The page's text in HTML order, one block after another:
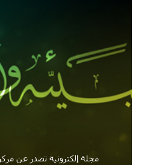
مجلة إلكترونية تصدر عن